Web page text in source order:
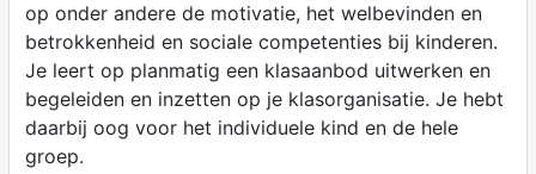
op onder andere de motivatie, het welbevinden en
betrokkenheid en sociale competenties bij kinderen.
Je leert op planmatig een klasaanbod uitwerken en
begeleiden en inzetten op je klasorganisatie. Je hebt
daarbij oog voor het individuele kind en de hele
groep.